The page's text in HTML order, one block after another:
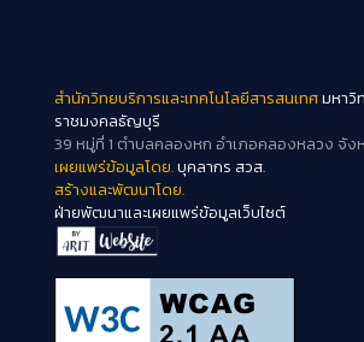
สำนักวิทยบริการและเทคโนโลยีสารสนเทศมหาวิ
ราชมงคลธัญบุรี
39 หมู่ที่ 1 ตำบลคลองหก อำเภอคลองหลวง จัง
เผยแพร่ข้อมูลโดย.บุคลากร สวส.
สร้างและพัฒนาโดย.
ฝ่ายพัฒนาและเผยแพร่ข้อมูลเว็บไซต์